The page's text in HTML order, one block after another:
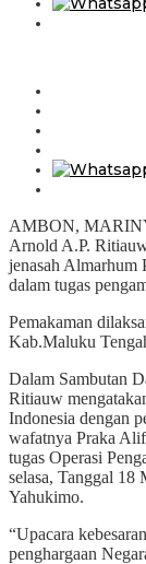
AMBON,
Arnold A.P.
jenasah
dalam tugas
Pemakaman
Kab.Maluku
Dalam Sambutan
Ritiauw
Indonesia dengan
wafatnya Praka
tugas Operasi
selasa, Tanggal
Yahukimo.
“Upacara
penghargaan